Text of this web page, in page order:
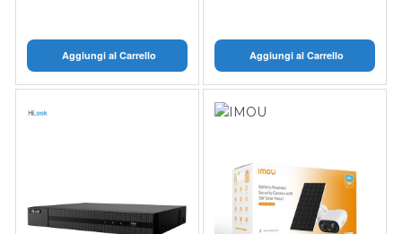
Aggiungi al Carrello Aggiungi al Carrello